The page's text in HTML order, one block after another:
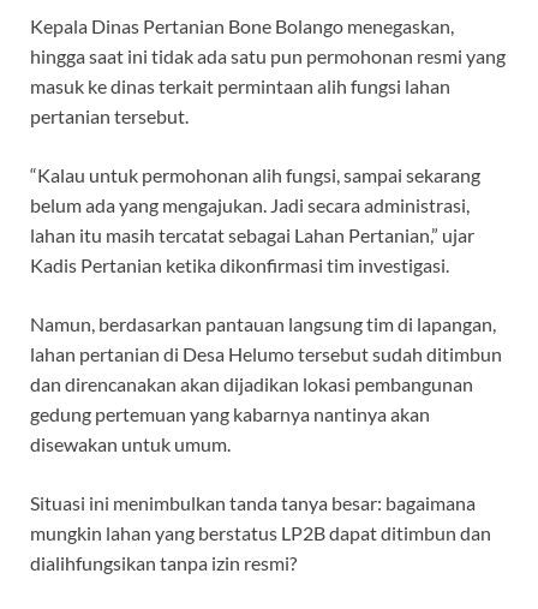
Kepala Dinas Pertanian Bone Bolango menegaskan,
hingga saat ini tidak ada satu pun permohonan resmi yang
masuk ke dinas terkait permintaan alih fungsi lahan
pertanian tersebut.
“Kalau untuk permohonan alih fungsi, sampai sekarang
belum ada yang mengajukan. Jadi secara administrasi,
lahan itu masih tercatat sebagai Lahan Pertanian,” ujar
Kadis Pertanian ketika dikonfirmasi tim investigasi.
Namun, berdasarkan pantauan langsung tim di lapangan,
lahan pertanian di Desa Helumo tersebut sudah ditimbun
dan direncanakan akan dijadikan lokasi pembangunan
gedung pertemuan yang kabarnya nantinya akan
disewakan untuk umum.
Situasi ini menimbulkan tanda tanya besar: bagaimana
mungkin lahan yang berstatus LP2B dapat ditimbun dan
dialihfungsikan tanpa izin resmi?